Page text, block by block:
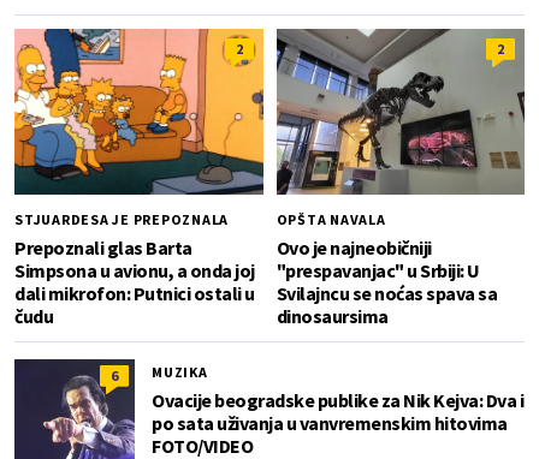
2
STJUARDESA JE PREPOZNALA
Prepoznali glas Barta
Simpsona u avionu, a onda joj
dali mikrofon: Putnici ostali u
čudu
2
OPŠTA NAVALA
Ovo je najneobičniji
"prespavanjac" u Srbiji: U
Svilajncu se noćas spava sa
dinosaursima
6 MUZIKA
Ovacije beogradske publike za Nik Kejva: Dva i
po sata uživanja u vanvremenskim hitovima
FOTO/VIDEO